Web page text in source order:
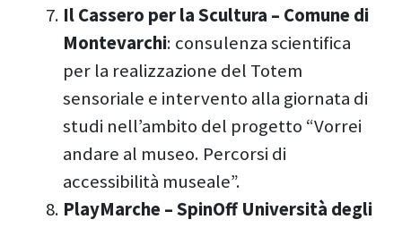
Il Cassero per la Scultura – Comune di
Montevarchi: consulenza scientifica
per la realizzazione del Totem
sensoriale e intervento alla giornata di
studi nell’ambito del progetto “Vorrei
andare al museo. Percorsi di
accessibilità museale”.
PlayMarche – SpinOff Università degli